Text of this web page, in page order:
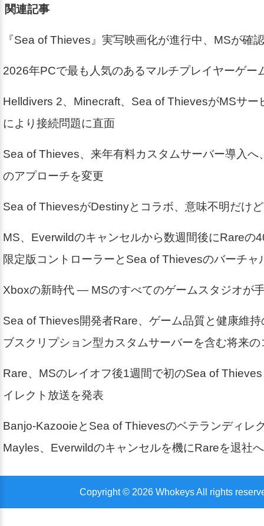
関連記事
『Sea of Thieves』実写映画化が進行中、MSが確認
2026年PCで最も人気のあるマルチプレイヤーゲー
Helldivers 2、Minecraft、Sea of ThievesがMSサー
により接続問題に直面
Sea of Thieves、来年有料カスタムサーバー導入へ
のアプローチを変更
Sea of ThievesがDestinyとコラボ、意味不明だけ
MS、Everwildのキャンセルから数週間後にRareの
限定版コントローラーとSea of Thievesのバーチャ
Xboxの新時代 — MSのすべてのゲームスタジオが
Sea of Thieves開発者Rare、ゲーム品質と健康維
ブスクリプション型カスタムサーバーを含む将来
Rare、MSのレイオフ後1週間で初のSea of
イレクト放送を発表
Banjo-KazooieとSea of Thievesのベテランディレ
Mayles、Everwildのキャンセルを機にRareを退社へ
Copyright © 2026 Whokeys All rights